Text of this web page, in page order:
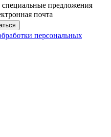
предложения
почта
персональных